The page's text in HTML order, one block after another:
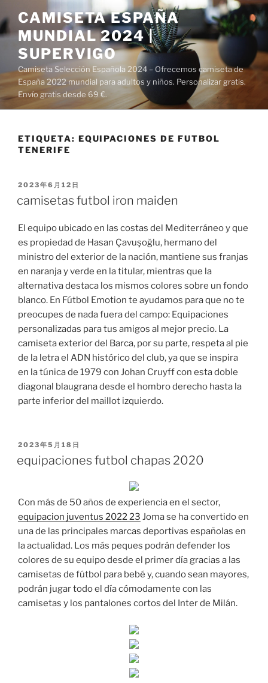
al
contenido
CAMISETA ESPAÑA
MUNDIAL 2024 |
SUPERVIGO
Camiseta Selección Española 2024 – Ofrecemos camiseta de
España 2022 mundial para adultos y niños. Personalizar gratis.
Envío gratis desde 69 €.
ETIQUETA: EQUIPACIONES DE FUTBOL
TENERIFE
PUBLICADO
2023年6月12日
camisetas futbol iron maiden
El equipo ubicado en las costas del Mediterráneo y que
es propiedad de Hasan Çavuşoğlu, hermano del
ministro del exterior de la nación, mantiene sus franjas
en naranja y verde en la titular, mientras que la
alternativa destaca los mismos colores sobre un fondo
blanco. En Fútbol Emotion te ayudamos para que no te
preocupes de nada fuera del campo: Equipaciones
personalizadas para tus amigos al mejor precio. La
camiseta exterior del Barca, por su parte, respeta al pie
de la letra el ADN histórico del club, ya que se inspira
en la túnica de 1979 con Johan Cruyff con esta doble
diagonal blaugrana desde el hombro derecho hasta la
parte inferior del maillot izquierdo.
PUBLICADO
2023年5月18日
equipaciones futbol chapas 2020
Con más de 50 años de experiencia en el sector,
equipacion juventus 2022 23 Joma se ha convertido en
una de las principales marcas deportivas españolas en
la actualidad. Los más peques podrán defender los
colores de su equipo desde el primer día gracias a las
camisetas de fútbol para bebé y, cuando sean mayores,
podrán jugar todo el día cómodamente con las
camisetas y los pantalones cortos del Inter de Milán.